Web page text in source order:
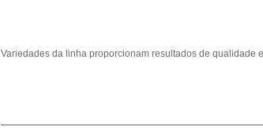
Variedades da linha proporcionam resultados de qualidade